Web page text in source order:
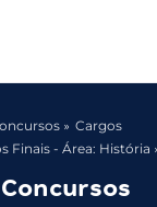
Cargos
Finais - Área: História